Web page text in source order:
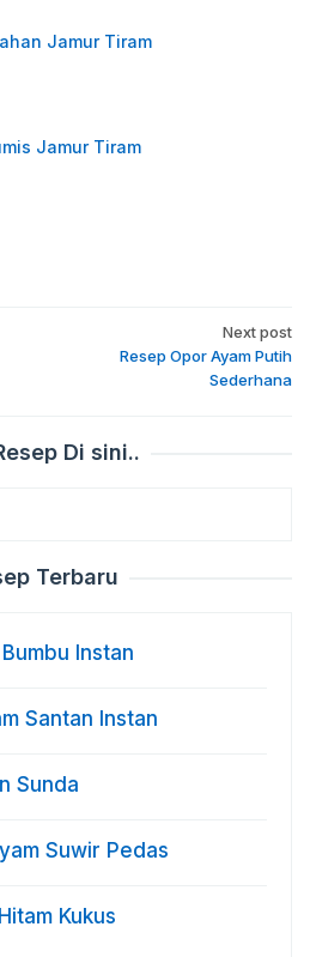
Jamur Tiram
Jamur Tiram
Next post
Resep Opor Ayam Putih
Sederhana
Di sini..
Terbaru
Instan
Santan Instan
Sunda
Suwir Pedas
Kukus